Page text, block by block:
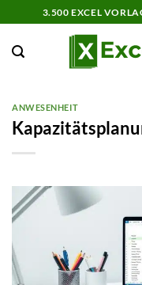
Inhalt
springen
3.500 EXCEL
ANWESENHEIT